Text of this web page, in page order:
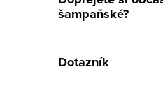
šampaňské?
Dotazník